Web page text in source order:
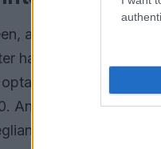
altri stilisti hanno
ha proposto un
per un denim
Anche Diesel ha
ricordi